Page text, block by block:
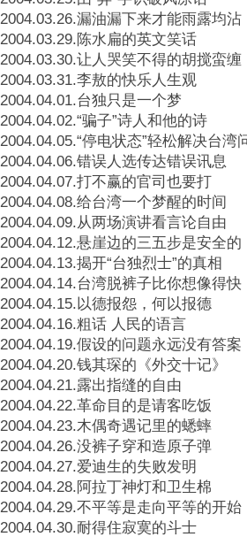
漏油漏下来才能雨露均沾
陈水扁的英文笑话
让人哭笑不得的胡搅蛮缠
李敖的快乐人生观
台独只是一个梦
骗子”诗人和他的诗
停电状态”轻松解决台湾
错误人选传达错误讯息
打不赢的官司也要打
给台湾一个梦醒的时间
从两场演讲看言论自由
悬崖边的三五步是安全的
揭开“台独烈士”的真相
台湾脱裤子比你想像得快
以德报怨，何以报德
粗话 人民的语言
假设的问题永远没有答案
钱其琛的《外交十记》
露出指缝的自由
革命目的是请客吃饭
木偶奇遇记里的蟋蟀
没裤子穿和造原子弹
爱迪生的失败发明
阿拉丁神灯和卫生棉
不平等是走向平等的开始
耐得住寂寞的斗士